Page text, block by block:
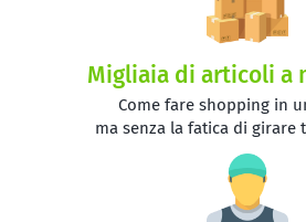
Migliaia di articoli a
Come fare shopping in
ma senza la fatica di girare